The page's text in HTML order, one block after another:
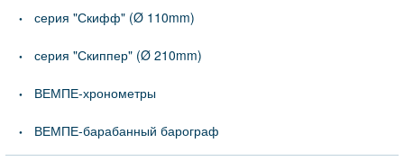
серия "Скифф" (Ø 110mm)
серия "Скиппер" (Ø 210mm)
ВЕМПЕ-хронометры
ВЕМПЕ-барабанный барограф